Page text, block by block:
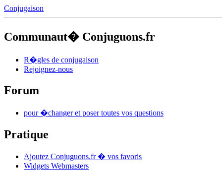
Conjugaison
Communaut� Conjuguons.fr
R�gles de conjugaison
Rejoignez-nous
Forum
pour �changer et poser toutes vos questions
Pratique
Ajoutez Conjuguons.fr � vos favoris
Widgets Webmasters